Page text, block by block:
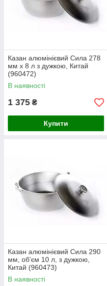
Казан алюмінієвий Сила 278
мм x 8 л з дужкою, Китай
(960472)
В наявності
1 375 ₴
Купити
Казан алюмінієвий Сила 290
мм, об’єм 10 л, з дужкою,
Китай (960473)
В наявності